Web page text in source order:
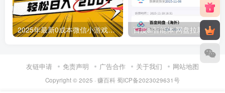
2025年最新0成本微信小游戏撸收益小项目，轻松日入200+
友链申请 免责声明 广告合作 关于我们 网站地图
Copyright © 2025 · 赚百科蜀ICP备2023029631号